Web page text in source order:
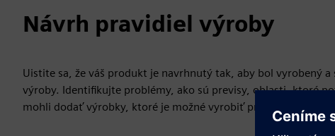
Návrh pravidiel výroby
Uistite sa, že váš produkt je navrhnutý tak, aby bol vyrobený
výroby. Identifikujte problémy, ako sú previsy, oblasti, ktoré
mohli dodať výrobky, ktoré je možné vyrobiť prvýkrát a